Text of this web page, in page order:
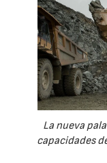
La nueva
capacidades